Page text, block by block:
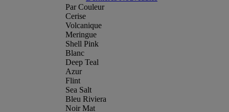
Par Couleur
Cerise
Volcanique
Meringue
Shell Pink
Blanc
Deep Teal
Azur
Flint
Sea Salt
Bleu Riviera
Noir Mat